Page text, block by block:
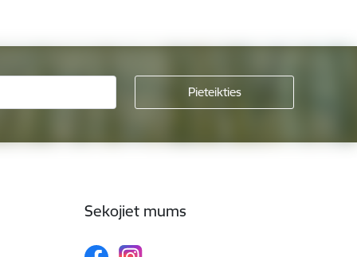
Sekojiet mums